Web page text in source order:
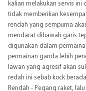
kalian melakukan servis ini
tidak memberikan
rendah yang sempurna
mendarat dibawah garis
digunakan dalam
permainan ganda lebih
lawan yang agresif akan
redah ini sebab kock
Rendah - Pegang raket,